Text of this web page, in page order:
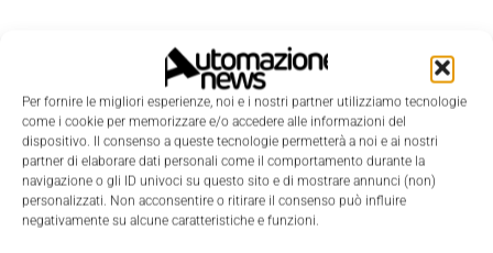
Per fornire le migliori esperienze, noi e i nostri partner utilizziamo tecnologie
come i cookie per memorizzare e/o accedere alle informazioni del
dispositivo. Il consenso a queste tecnologie permetterà a noi e ai nostri
partner di elaborare dati personali come il comportamento durante la
navigazione o gli ID univoci su questo sito e di mostrare annunci (non)
personalizzati. Non acconsentire o ritirare il consenso può influire
negativamente su alcune caratteristiche e funzioni.